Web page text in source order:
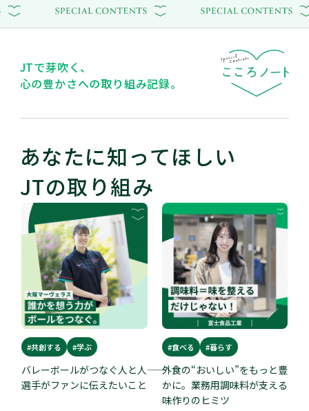
JTで芽吹く、
心の豊かさへの取り組み記録。
あなたに知ってほしい
JTの取り組み
#共創する #学ぶ
バレーボールがつなぐ人と人――
選手がファンに伝えたいこと
#食べる #暮らす
外食の“おいしい”をもっと豊
かに。業務用調味料が支える
味作りのヒミツ